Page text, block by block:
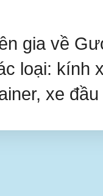
gia về
loại: kính
xe